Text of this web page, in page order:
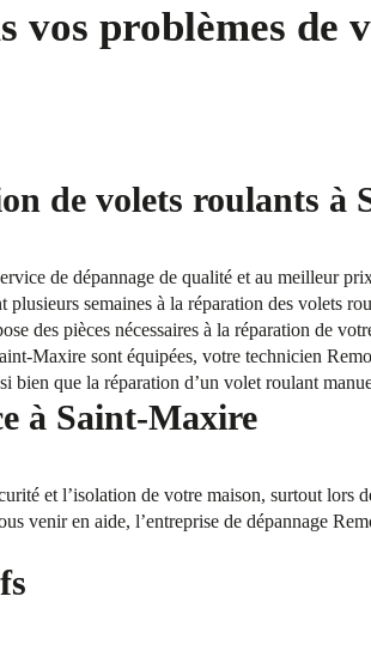
vos problèmes de
de volets roulants à
de dépannage de qualité et au meilleur
semaines à la réparation des volets
des pièces nécessaires à la réparation de
Maxire sont équipées, votre technicien
bien que la réparation d’un volet roulant
à Saint-Maxire
et l’isolation de votre maison, surtout lors
venir en aide, l’entreprise de dépannage